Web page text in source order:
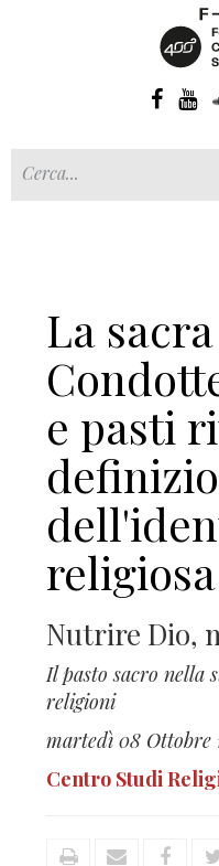
La
e pasti
religiosa
Nutrire Dio,
Il pasto sacro nella
religioni
martedì 08 Ottobre
Centro Studi